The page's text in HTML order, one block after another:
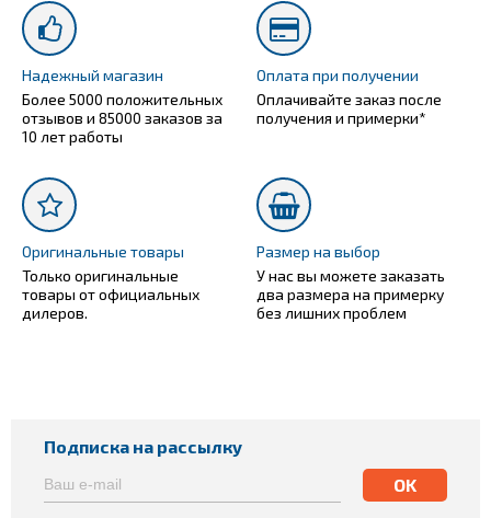
Надежный магазин
Более 5000 положительных
отзывов и 85000 заказов за
10 лет работы
Оплата при получении
Оплачивайте заказ после
получения и примерки*
Оригинальные товары
Только оригинальные
товары от официальных
дилеров.
Размер на выбор
У нас вы можете заказать
два размера на примерку
без лишних проблем
Подписка на рассылку